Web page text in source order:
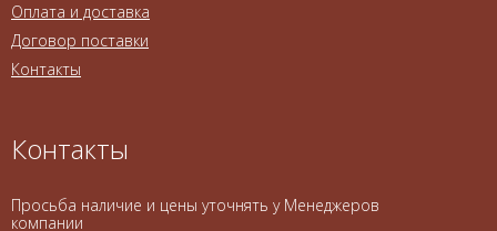
Оплата и доставка
Договор поставки
Контакты
Контакты
Просьба наличие и цены уточнять у Менеджеров
компании